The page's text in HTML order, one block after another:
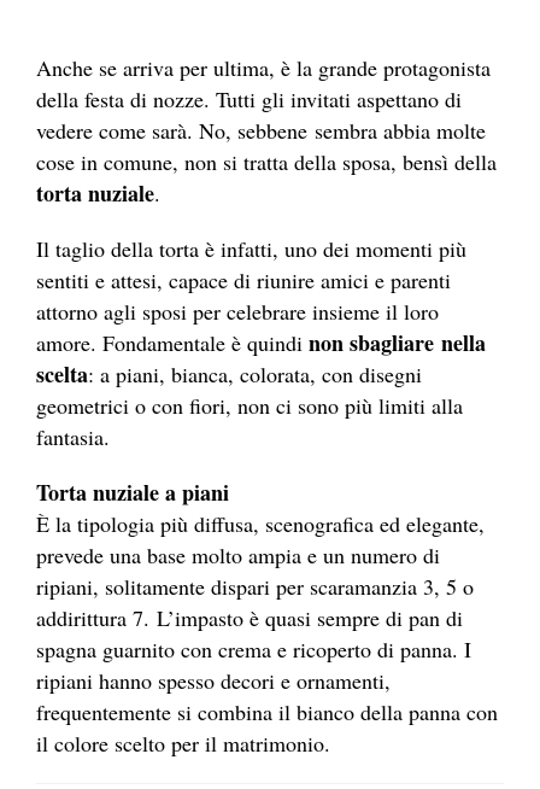
Anche se arriva per ultima, è la grande protagonista
della festa di nozze. Tutti gli invitati aspettano di
vedere come sarà. No, sebbene sembra abbia molte
cose in comune, non si tratta della sposa, bensì della
torta nuziale.
Il taglio della torta è infatti, uno dei momenti più
sentiti e attesi, capace di riunire amici e parenti
attorno agli sposi per celebrare insieme il loro
amore. Fondamentale è quindi non sbagliare nella
scelta: a piani, bianca, colorata, con disegni
geometrici o con fiori, non ci sono più limiti alla
fantasia.
Torta nuziale a piani
È la tipologia più diffusa, scenografica ed elegante,
prevede una base molto ampia e un numero di
ripiani, solitamente dispari per scaramanzia 3, 5 o
addirittura 7. L’impasto è quasi sempre di pan di
spagna guarnito con crema e ricoperto di panna. I
ripiani hanno spesso decori e ornamenti,
frequentemente si combina il bianco della panna con
il colore scelto per il matrimonio.